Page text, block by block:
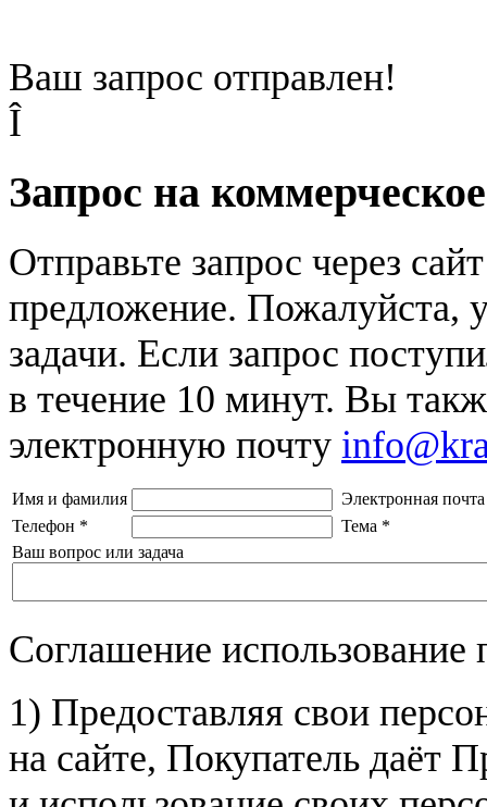
Ваш запрос отправлен!
Î
Запрос на
Отправьте запрос через
предложение. Пожалуйста,
задачи. Если запрос
в течение 10 минут. Вы
электронную почту
Имя и фамилия
Электронная почта
Телефон * Тема *
Ваш вопрос или задача
Соглашение
1) Предоставляя свои
на сайте, Покупатель даёт